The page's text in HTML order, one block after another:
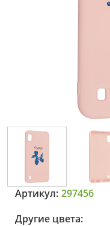
Артикул: 297456
Другие цвета: